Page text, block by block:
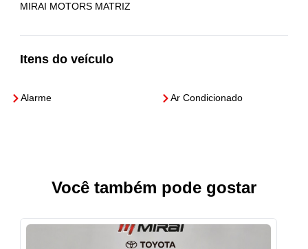
MIRAI MOTORS MATRIZ
Itens do veículo
Alarme Ar Condicionado
Você também pode gostar